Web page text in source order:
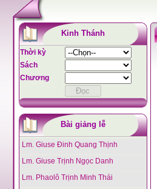
Kinh Thánh
Thời kỳ
Sách
Chương
Bài giảng lễ
Lm. Giuse Đinh Quang Thịnh
Lm. Giuse Trịnh Ngọc Danh
Lm. Phaolô Trịnh Minh Thái